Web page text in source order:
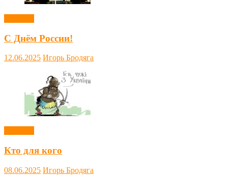
С Днём России!
12.06.2025 Игорь Бродяга
Кто для кого
08.06.2025 Игорь Бродяга